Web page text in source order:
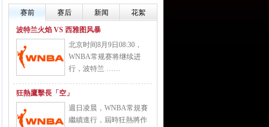
赛前 赛后 新闻 花絮
波特兰火焰 VS 西雅图风暴
北京时间8月9日08:30，
WNBA常规赛将继续进
行，波特兰 ……
狂熱鷹擊長「空」
週日凌晨，WNBA常規賽
繼續進行，屆時狂熱將作